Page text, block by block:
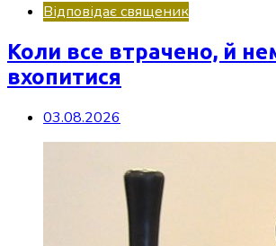
Відповідає священик
Коли все втрачено, й
вхопитися
03.08.2026